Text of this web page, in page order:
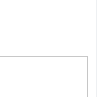
ménage et SDB.